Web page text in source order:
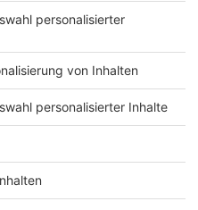
ROCK ANTENNE
Region wechseln